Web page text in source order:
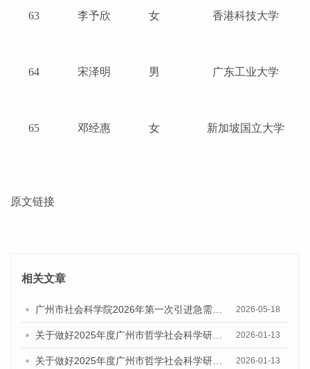
63 李予欣 女 香港科技大学
64 宋泽明 男 广东工业大学
65 邓经惠 女 新加坡国立大学
原文链接
相关文章
2026-05-18
2026-01-13
2026-01-13